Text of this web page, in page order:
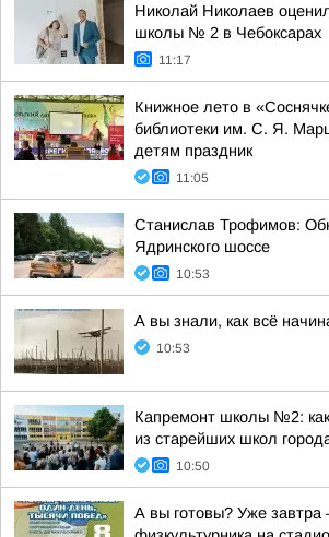
Николай Николаев
школы № 2 в Чебоксарах
11:17
Книжное лето в
библиотеки им. С. Я.
детям праздник
11:05
Станислав Трофимов:
Ядринского шоссе
10:53
А вы знали, как всё
10:53
Капремонт школы №2:
из старейших школ
10:50
А вы готовы? Уже